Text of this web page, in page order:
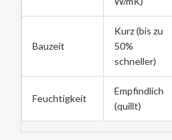
Bauzeit
Kurz (bis zu
50%
schneller)
Feuchtigkeit
Empfindlich
(quillt)